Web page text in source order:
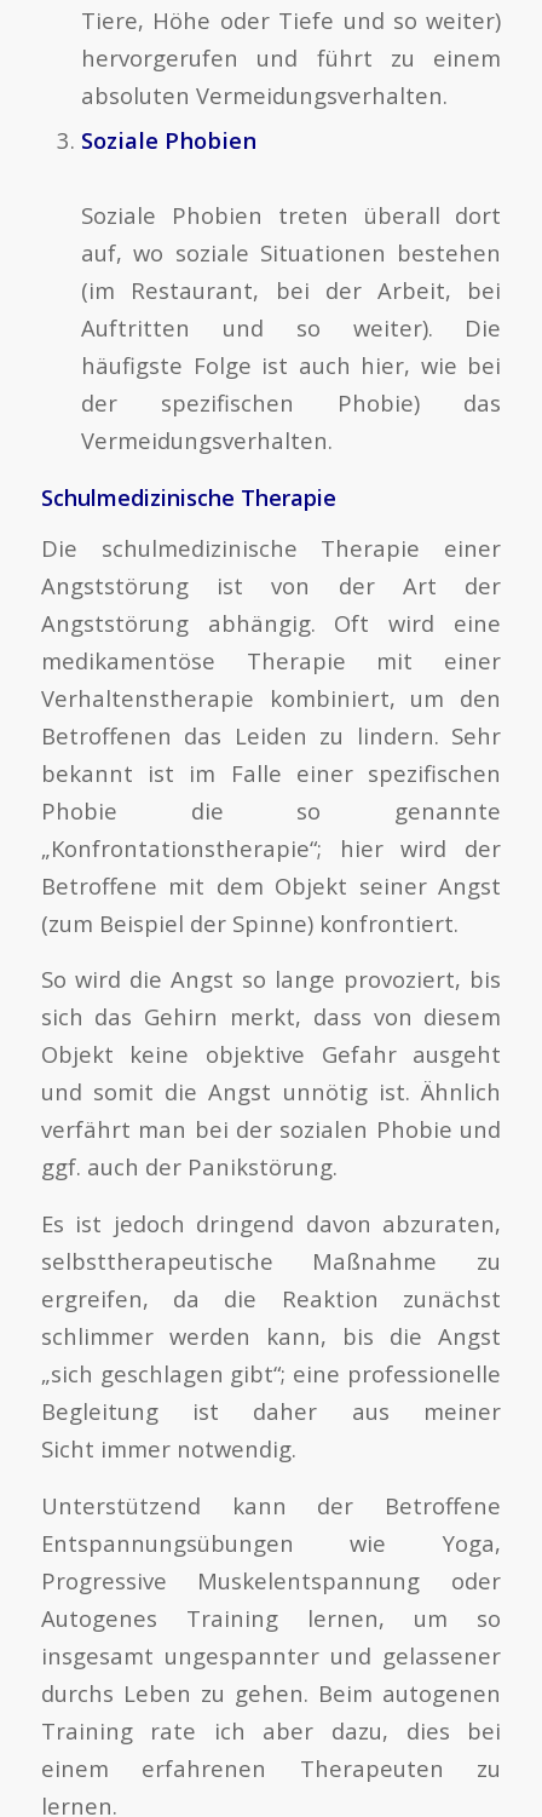
Tiere, Höhe oder Tiefe und so weiter)
hervorgerufen und führt zu einem
absoluten Vermeidungsverhalten.
Soziale Phobien
Soziale Phobien treten überall dort
auf, wo soziale Situationen bestehen
(im Restaurant, bei der Arbeit, bei
Auftritten und so weiter). Die
häufigste Folge ist auch hier, wie bei
der spezifischen Phobie) das
Vermeidungsverhalten.
Schulmedizinische Therapie
Die schulmedizinische Therapie einer
Angststörung ist von der Art der
Angststörung abhängig. Oft wird eine
medikamentöse Therapie mit einer
Verhaltenstherapie kombiniert, um den
Betroffenen das Leiden zu lindern. Sehr
bekannt ist im Falle einer spezifischen
Phobie die so genannte
„Konfrontationstherapie“; hier wird der
Betroffene mit dem Objekt seiner Angst
(zum Beispiel der Spinne) konfrontiert.
So wird die Angst so lange provoziert, bis
sich das Gehirn merkt, dass von diesem
Objekt keine objektive Gefahr ausgeht
und somit die Angst unnötig ist. Ähnlich
verfährt man bei der sozialen Phobie und
ggf. auch der Panikstörung.
Es ist jedoch dringend davon abzuraten,
selbsttherapeutische Maßnahme zu
ergreifen, da die Reaktion zunächst
schlimmer werden kann, bis die Angst
„sich geschlagen gibt“; eine professionelle
Begleitung ist daher aus meiner
Sicht immer notwendig.
Unterstützend kann der Betroffene
Entspannungsübungen wie Yoga,
Progressive Muskelentspannung oder
Autogenes Training lernen, um so
insgesamt ungespannter und gelassener
durchs Leben zu gehen. Beim autogenen
Training rate ich aber dazu, dies bei
einem erfahrenen Therapeuten zu
lernen.